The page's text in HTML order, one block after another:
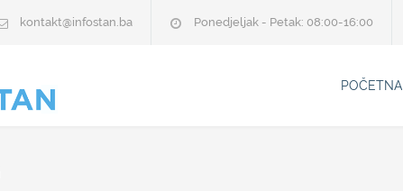
kontakt@infostan.ba Ponedjeljak - Petak: 08:00-16:00
POČETNA